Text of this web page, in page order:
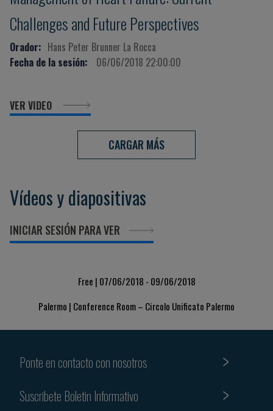
Challenges and Future Perspectives
Orador: Hans Peter Brunner La Rocca
Fecha de la sesión:
06/06/2018 22:00:00
VER VIDEO
CARGAR MÁS
Vídeos y diapositivas
INICIAR SESIÓN PARA VER
Free | 07/06/2018 - 09/06/2018
Palermo | Conference Room – Circolo Unificato Palermo
Ponte en contacto con nosotros
Suscribete Boletin Informativo